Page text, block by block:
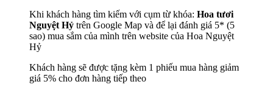
Khi khách hàng tìm kiếm với cụm từ khóa: Hoa tươi
Nguyệt Hỷ trên Google Map và để lại đánh giá 5* (5
sao) mua sắm của mình trên website của Hoa Nguyệt
Hỷ
Khách hàng sẽ được tặng kèm 1 phiếu mua hàng giảm
giá 5% cho đơn hàng tiếp theo